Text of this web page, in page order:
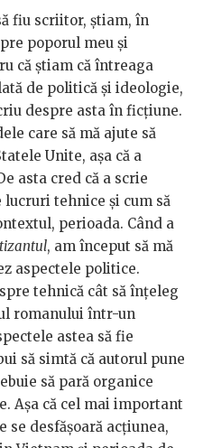
fiu scriitor, știam, în
poporul meu și
că știam că întreaga
de politică și ideologie,
despre asta în ficțiune.
care să mă ajute să
Unite, așa că a
asta cred că a scrie
tehnice și cum să
perioada. Când a
, am început să mă
aspectele politice.
tehnică cât să înțeleg
romanului într-un
astea să fie
să simtă că autorul pune
să pară organice
Așa că cel mai important
se desfășoară acțiunea,